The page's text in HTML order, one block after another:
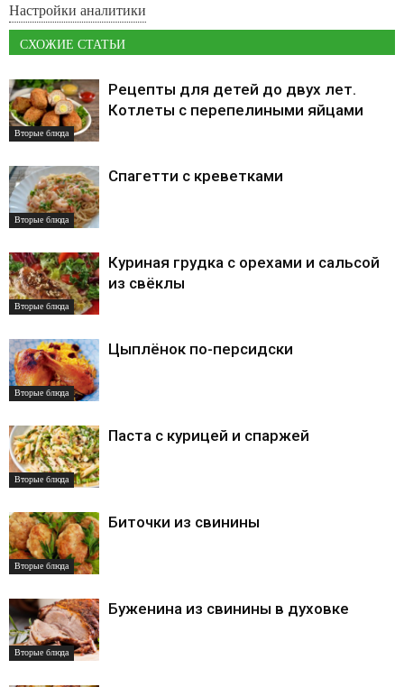
Настройки аналитики
СХОЖИЕ СТАТЬИ
Вторые блюда
Рецепты для детей до двух лет.
Котлеты с перепелиными яйцами
Вторые блюда
Спагетти с креветками
Вторые блюда
Куриная грудка с орехами и сальсой
из свёклы
Вторые блюда
Цыплёнок по-персидски
Вторые блюда
Паста с курицей и спаржей
Вторые блюда
Биточки из свинины
Вторые блюда
Буженина из свинины в духовке